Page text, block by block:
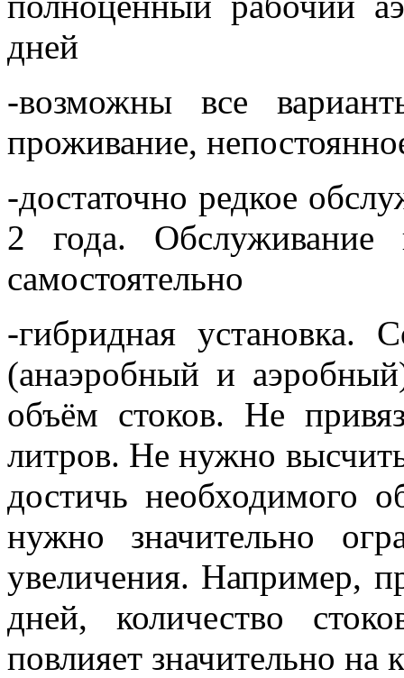
дней
-возможны все
проживание,
-достаточно редкое
2 года. Обслуживание
самостоятельно
-гибридная установка.
(анаэробный и
объём стоков. Не
литров. Не нужно
достичь необходимого
нужно значительно
увеличения. Например,
дней, количество
повлияет значительно на